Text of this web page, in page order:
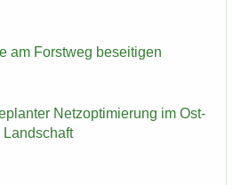
am Forst­weg be­sei­ti­gen
Netz­op­ti­mie­rung im Ost­